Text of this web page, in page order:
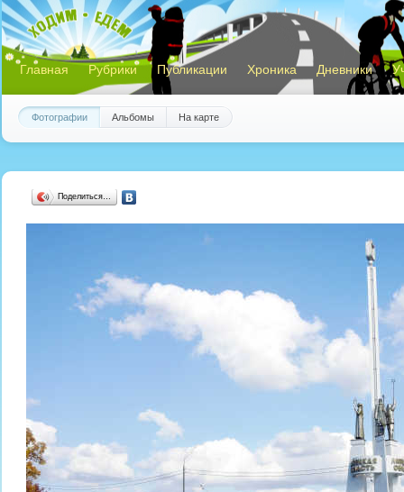
Главная Рубрики Публикации Хроника Дневники
Фотографии Альбомы На карте
Поделиться…